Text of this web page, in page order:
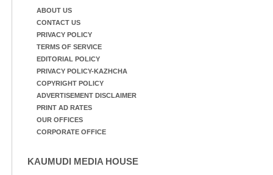
ABOUT US
CONTACT US
PRIVACY POLICY
TERMS OF SERVICE
EDITORIAL POLICY
PRIVACY POLICY-KAZHCHA
COPYRIGHT POLICY
ADVERTISEMENT DISCLAIMER
PRINT AD RATES
OUR OFFICES
CORPORATE OFFICE
KAUMUDI MEDIA HOUSE